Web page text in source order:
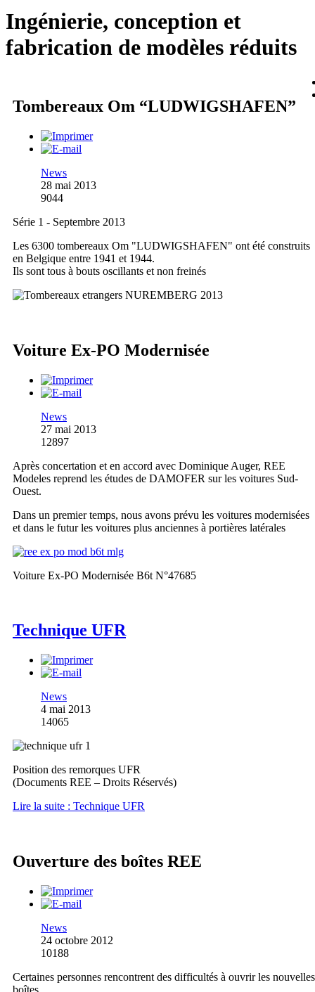
Ingénierie, conception et
fabrication de modèles réduits
Tombereaux Om “LUDWIGSHAFEN”
News
28 mai 2013
9044
Série 1 - Septembre 2013
Les 6300 tombereaux Om "LUDWIGSHAFEN" ont été construits
en Belgique entre 1941 et 1944.
Ils sont tous à bouts oscillants et non freinés
Voiture Ex-PO Modernisée
News
27 mai 2013
12897
Après concertation et en accord avec Dominique Auger, REE
Modeles reprend les études de DAMOFER sur les voitures Sud-
Ouest.
Dans un premier temps, nous avons prévu les voitures modernisées
et dans le futur les voitures plus anciennes à portières latérales
Voiture Ex-PO Modernisée B6t N°47685
Technique UFR
News
4 mai 2013
14065
Position des remorques UFR
(Documents REE – Droits Réservés)
Lire la suite : Technique UFR
Ouverture des boîtes REE
News
24 octobre 2012
10188
Certaines personnes rencontrent des difficultés à ouvrir les nouvelles